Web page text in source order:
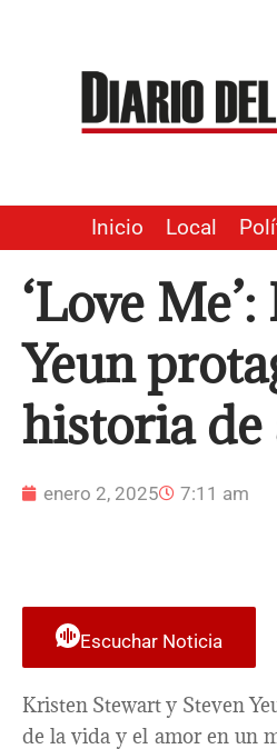
contenido
Inicio Local
‘Love
Yeun
historia
enero 2, 2025 7:11 am
Escuchar Noticia
Kristen Stewart y Steven
de la vida y el amor en un